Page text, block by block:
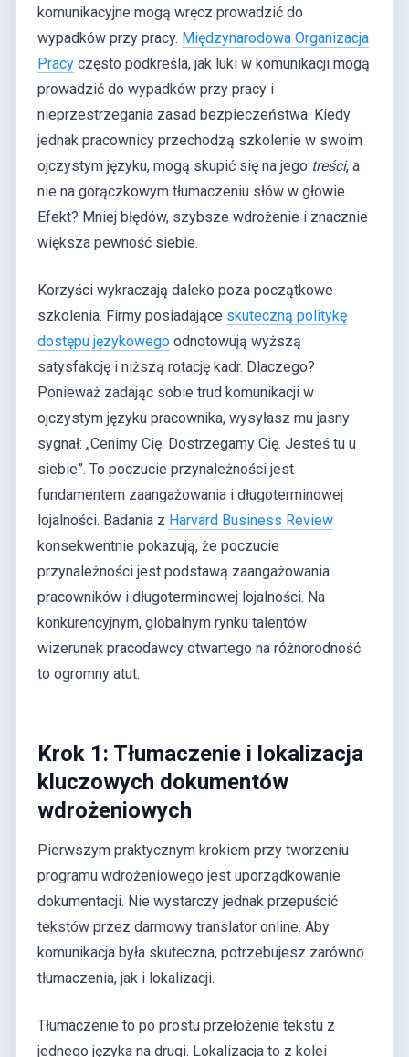
komunikacyjne mogą wręcz prowadzić do
wypadków przy pracy. Międzynarodowa Organizacja
Pracy często podkreśla, jak luki w komunikacji mogą
prowadzić do wypadków przy pracy i
nieprzestrzegania zasad bezpieczeństwa. Kiedy
jednak pracownicy przechodzą szkolenie w swoim
ojczystym języku, mogą skupić się na jego treści, a
nie na gorączkowym tłumaczeniu słów w głowie.
Efekt? Mniej błędów, szybsze wdrożenie i znacznie
większa pewność siebie.
Korzyści wykraczają daleko poza początkowe
szkolenia. Firmy posiadające skuteczną politykę
dostępu językowego odnotowują wyższą
satysfakcję i niższą rotację kadr. Dlaczego?
Ponieważ zadając sobie trud komunikacji w
ojczystym języku pracownika, wysyłasz mu jasny
sygnał: „Cenimy Cię. Dostrzegamy Cię. Jesteś tu u
siebie”. To poczucie przynależności jest
fundamentem zaangażowania i długoterminowej
lojalności. Badania z Harvard Business Review
konsekwentnie pokazują, że poczucie
przynależności jest podstawą zaangażowania
pracowników i długoterminowej lojalności. Na
konkurencyjnym, globalnym rynku talentów
wizerunek pracodawcy otwartego na różnorodność
to ogromny atut.
Krok 1: Tłumaczenie i lokalizacja
kluczowych dokumentów
wdrożeniowych
Pierwszym praktycznym krokiem przy tworzeniu
programu wdrożeniowego jest uporządkowanie
dokumentacji. Nie wystarczy jednak przepuścić
tekstów przez darmowy translator online. Aby
komunikacja była skuteczna, potrzebujesz zarówno
tłumaczenia, jak i lokalizacji.
Tłumaczenie to po prostu przełożenie tekstu z
jednego języka na drugi. Lokalizacja to z kolei